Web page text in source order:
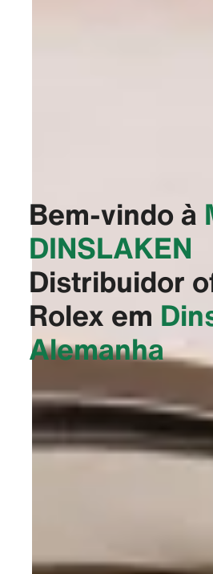
Bem-vindo à
DINSLAKEN‬
Distribuidor
Rolex em
Alemanha